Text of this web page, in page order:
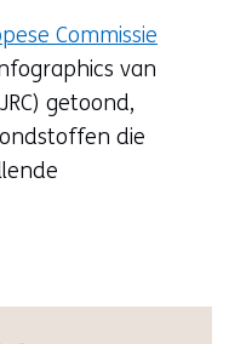
Commissie
van
getoond,
die